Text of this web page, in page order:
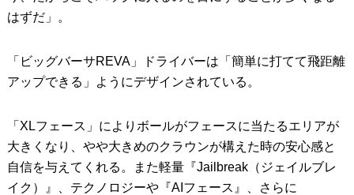
はずだ」。
「ビッグバーサREVA」ドライバーは「簡単に打てて飛距離
アップできる」ようにデザインされている。
「XLフェース」によりボールがフェースに当たるエリアが
大きくなり、やや大きめのクラウンが構えた時の安心感と
自信を与えてくれる。また軽量『Jailbreak（ジェイルブレ
イク）』、テクノロジーや『AIフェース』、さらに